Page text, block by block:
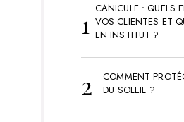
CANICULE : QUELS
VOS CLIENTES ET
EN INSTITUT ?
COMMENT
DU SOLEIL ?